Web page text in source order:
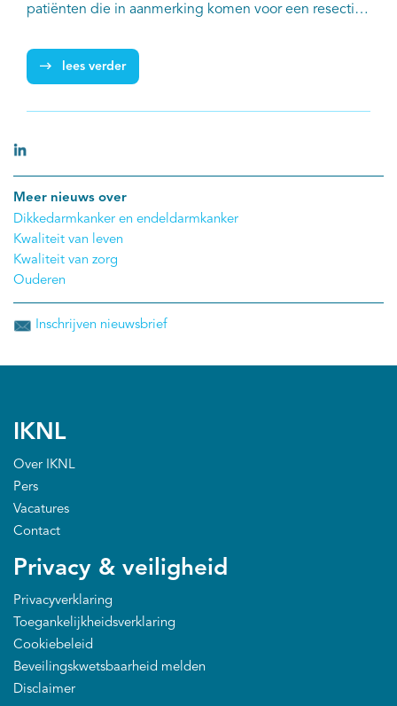
patiënten die in aanmerking komen voor een resectie.
operatieve technieken bijdragen aan verbetering van
de zorg. Maar zeker zo belangrijk zijn functieherstel na
de VS in de European Journal of Surgical Oncology.
lees verder
Meer nieuws over
Dikkedarmkanker en endeldarmkanker
Kwaliteit van leven
Kwaliteit van zorg
Ouderen
Inschrijven nieuwsbrief
IKNL
Over IKNL
Pers
Vacatures
Contact
Privacy & veiligheid
Privacyverklaring
Toegankelijkheidsverklaring
Cookiebeleid
Beveilingskwetsbaarheid melden
Disclaimer